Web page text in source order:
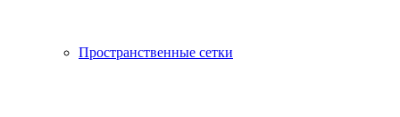
Пространственные сетки